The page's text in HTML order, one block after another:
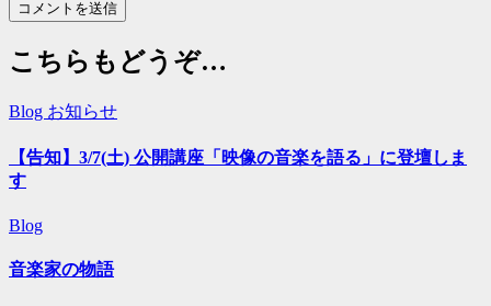
こちらもどうぞ…
Blog お知らせ
【告知】3/7(土) 公開講座「映像の音楽を語る」に登壇しま
す
Blog
音楽家の物語